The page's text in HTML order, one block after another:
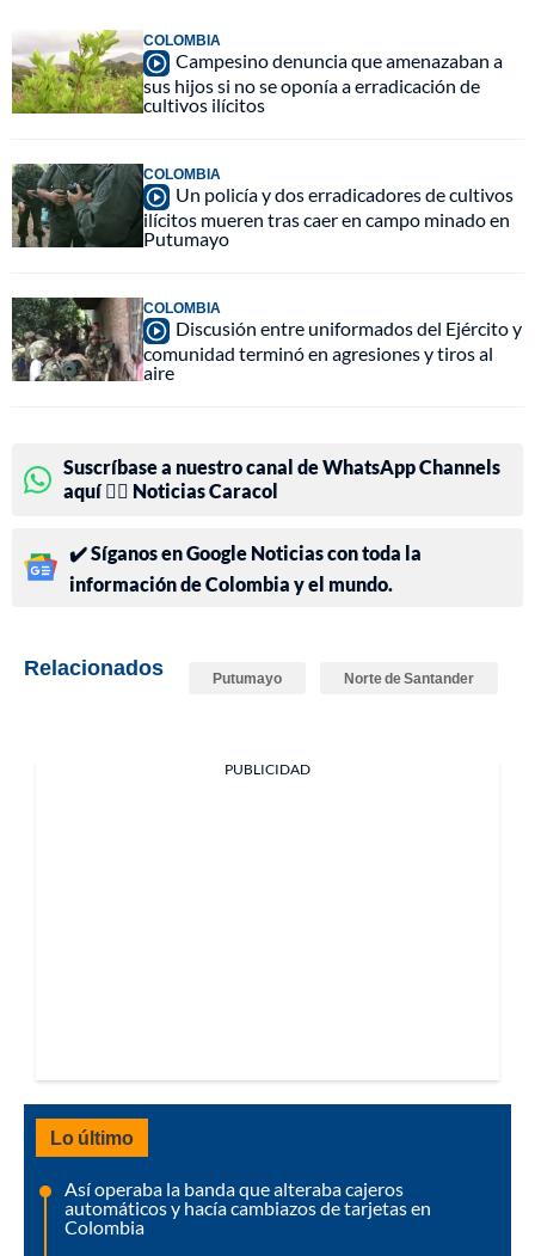
COLOMBIA
Campesino denuncia que amenazaban a
sus hijos si no se oponía a erradicación de
cultivos ilícitos
COLOMBIA
Un policía y dos erradicadores de cultivos
ilícitos mueren tras caer en campo minado en
Putumayo
COLOMBIA
Discusión entre uniformados del Ejército y
comunidad terminó en agresiones y tiros al
aire
Suscríbase a nuestro canal de WhatsApp Channels
aquí 👉🏻 Noticias Caracol
✔️ Síganos en Google Noticias con toda la
información de Colombia y el mundo.
Relacionados Putumayo Norte de Santander
PUBLICIDAD
Lo último
Así operaba la banda que alteraba cajeros
automáticos y hacía cambiazos de tarjetas en
Colombia